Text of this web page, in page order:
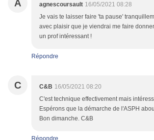
A agnescoursault 16/05/2021 08:28
Je vais te laisser faire 'ta pause'
avec plaisir que je viendrai me faire
un prof intéressant !
Répondre
C C&B 16/05/2021 08:20
C'est technique effectivement mais
Espérons que la démarche de l'ASPH
Bon dimanche. C&B
Répondre